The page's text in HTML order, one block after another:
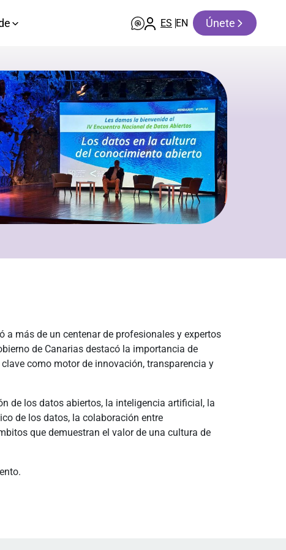
ES EN Únete
a más de un centenar de profesionales y expertos
de Canarias destacó la importancia de
como motor de innovación, transparencia y
de los datos abiertos, la inteligencia artificial, la
de los datos, la colaboración entre
que demuestran el valor de una cultura de